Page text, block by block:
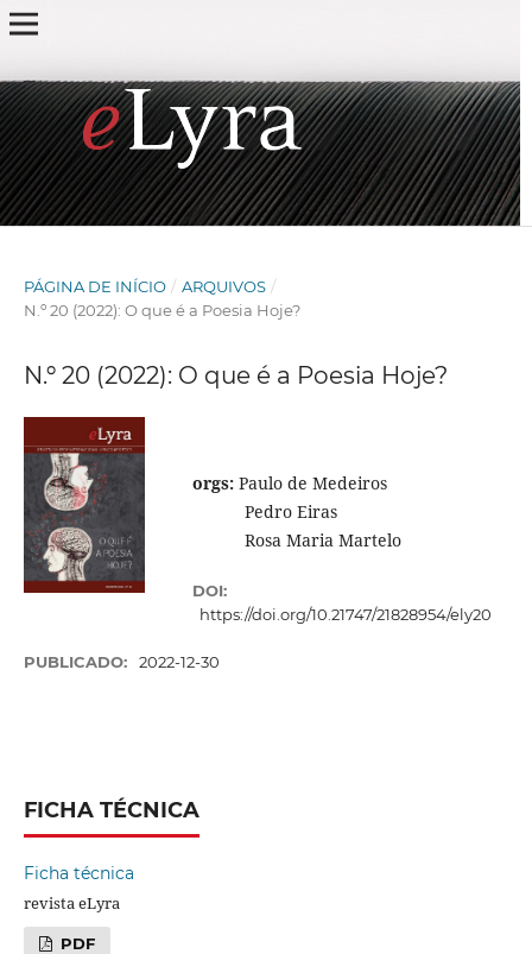
PÁGINA DE INÍCIO / ARQUIVOS /
N.º 20 (2022): O que é a Poesia Hoje?
N.º 20 (2022): O que é a Poesia Hoje?
orgs:Paulo de Medeiros
Pedro Eiras
Rosa Maria Martelo
DOI:
https://doi.org/10.21747/21828954/ely20
PUBLICADO: 2022-12-30
FICHA TÉCNICA
Ficha técnica
revista eLyra
PDF